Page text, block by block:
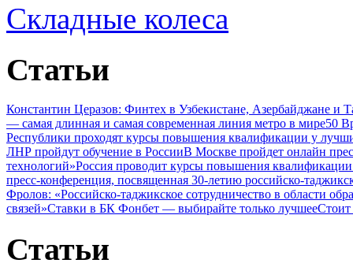
Складные колеса
Статьи
Константин Церазов: Финтех в Узбекистане, Азербайджане
— самая длинная и самая современная линия метро в мире50
Республики проходят курсы повышения квалификации у
ЛНР пройдут обучение в РоссииВ Москве пройдет онлайн
технологий»Россия проводит курсы повышения квалификации
пресс-конференция, посвященная 30-летию российско-
Фролов: «Российско-таджикское сотрудничество в области
связей»Ставки в БК Фонбет — выбирайте только лучшееСтоит
Статьи